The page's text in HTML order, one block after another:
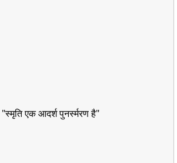
एक आदर्श पुनर्स्मरण है"